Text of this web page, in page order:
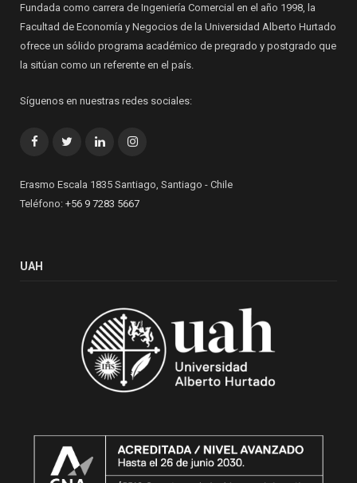
Fundada como carrera de Ingeniería Comercial en el año 1998, la
Facultad de Economía y Negocios de la Universidad Alberto Hurtado
ofrece un sólido programa académico de pregrado y postgrado que
la sitúan como un referente en el país.
Síguenos en nuestras redes sociales:
FacebookTwitterLinkedInInstagram
Erasmo Escala 1835 Santiago, Santiago - Chile
Teléfono: +56 9 7283 5667
UAH